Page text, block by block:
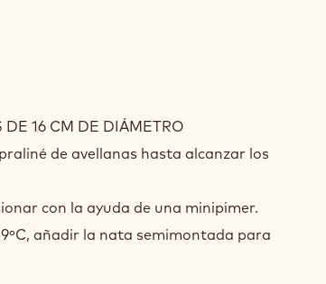
16 CM DE DIÁMETRO
de avellanas hasta alcanzar los
con la ayuda de una minipimer.
añadir la nata semimontada para